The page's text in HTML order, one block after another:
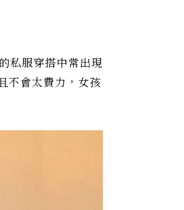
私服穿搭中常出現
不會太費力，女孩